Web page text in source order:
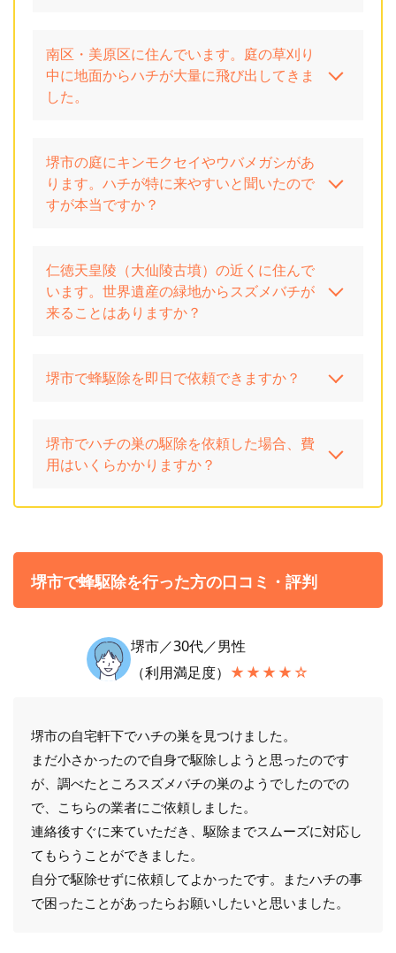
南区・美原区に住んでいます。庭の草刈り
中に地面からハチが大量に飛び出してきま
した。
堺市の庭にキンモクセイやウバメガシがあ
ります。ハチが特に来やすいと聞いたので
すが本当ですか？
仁徳天皇陵（大仙陵古墳）の近くに住んで
います。世界遺産の緑地からスズメバチが
来ることはありますか？
堺市で蜂駆除を即日で依頼できますか？
堺市でハチの巣の駆除を依頼した場合、費
用はいくらかかりますか？
堺市で蜂駆除を行った方の口コミ・評判
堺市／30代／男性
（利用満足度） ★★★★☆
堺市の自宅軒下でハチの巣を見つけました。
まだ小さかったので自身で駆除しようと思ったのです
が、調べたところスズメバチの巣のようでしたのでの
で、こちらの業者にご依頼しました。
連絡後すぐに来ていただき、駆除までスムーズに対応し
てもらうことができました。
自分で駆除せずに依頼してよかったです。またハチの事
で困ったことがあったらお願いしたいと思いました。